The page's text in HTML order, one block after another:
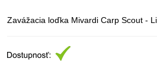
Zavážacia loďka Mivardi Carp Scout -